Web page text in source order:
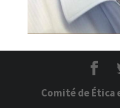
Comité de Ética